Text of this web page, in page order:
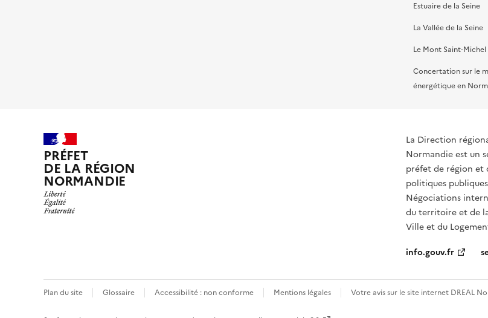
Estuaire de la Seine
La Vallée de la Seine
Le Mont Saint-
Concertation sur le
énergétique en
PRÉFET
DE LA RÉGION
NORMANDIE
La Direction
Normandie est un
préfet de région et
politiques
Négociations
du territoire et de
Ville et du
info.gouv.fr
Plan du site Glossaire Accessibilité : non conforme Mentions légales Votre avis sur le site internet DREAL